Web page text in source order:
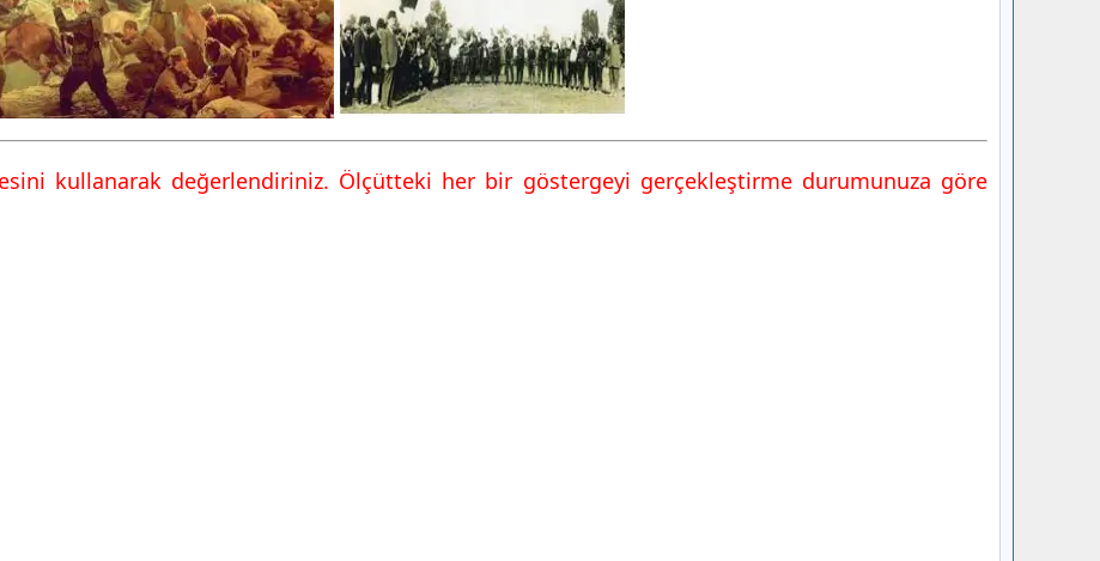
kullanarak değerlendiriniz. Ölçütteki her bir göstergeyi gerçekleştirme durumunuza göre